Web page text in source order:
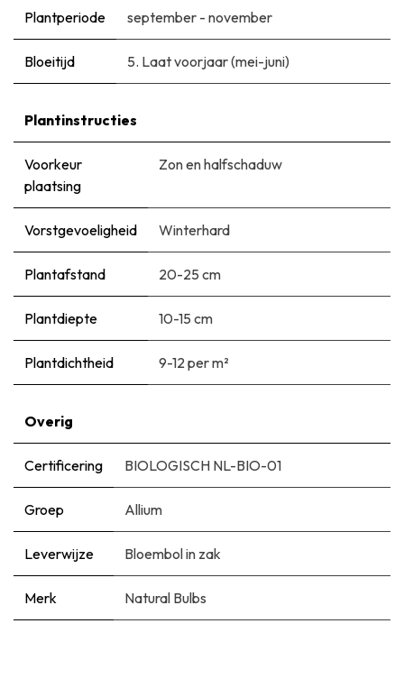
Plantperiode september - november
Bloeitijd 5. Laat voorjaar (mei-juni)
Plantinstructies
Voorkeur
plaatsing
Zon en halfschaduw
Vorstgevoeligheid Winterhard
Plantafstand 20-25 cm
Plantdiepte 10-15 cm
Plantdichtheid 9-12 per m²
Overig
Certificering BIOLOGISCH NL-BIO-01
Groep Allium
Leverwijze Bloembol in zak
Merk Natural Bulbs